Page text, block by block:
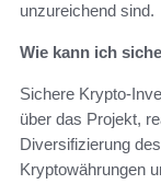
unzureichend sind.
Wie kann ich
Sichere Krypto-
über das Projekt,
Diversifizierung
Kryptowährungen